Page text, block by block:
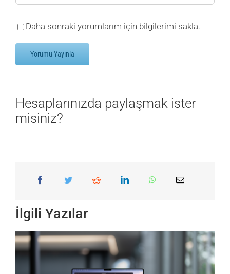
Daha sonraki yorumlarım için bilgilerimi sakla.
Hesaplarınızda paylaşmak ister
misiniz?
İlgili Yazılar